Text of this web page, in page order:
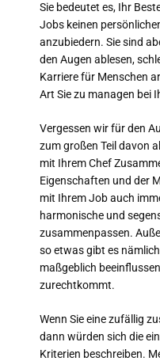
Sie bedeutet es, Ihr
Jobs keinen
anzubiedern. Sie sind
den Augen ablesen,
Karriere für Menschen
Art Sie zu managen bei
Vergessen wir für den
zum großen Teil davon
mit Ihrem Chef
Eigenschaften und der
mit Ihrem Job auch
harmonische und
zusammenpassen.
so etwas gibt es
maßgeblich
zurechtkommt.
Wenn Sie eine zufällig
dann würden sich die
Kriterien beschreiben.